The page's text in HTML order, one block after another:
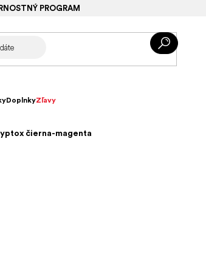
PROGRAM
DoplnkyZľavy
čierna-magenta